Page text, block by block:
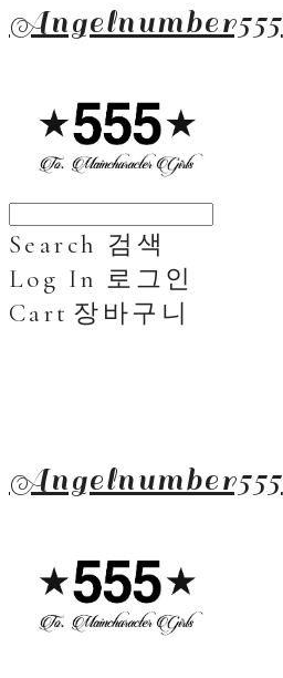
Angelnumber555
Search 검색
Log In 로그인
Cart 장바구니
Angelnumber555